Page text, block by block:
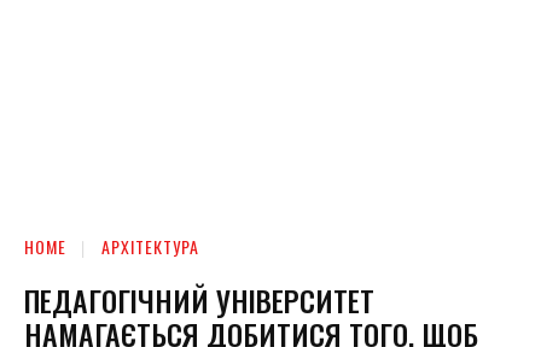
HOME АРХІТЕКТУРА
ПЕДАГОГІЧНИЙ УНІВЕРСИТЕТ
НАМАГАЄТЬСЯ ДОБИТИСЯ ТОГО, ЩОБ